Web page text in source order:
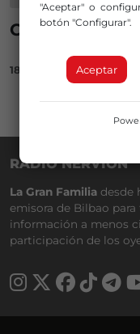
Concurso de
18/05/2018
RADIO NERVIÓN
La Gran Familia desde
emisora de Bilbao
información a menos
participación de los
"Aceptar" o
botón "Configurar".
Aceptar